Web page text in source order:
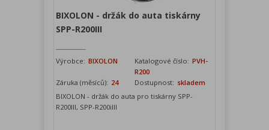
BIXOLON - držák do auta tiskárny
SPP-R200III
Výrobce: BIXOLON Katalogové číslo: PVH-
R200
Záruka (měsíců): 24 Dostupnost: skladem
BIXOLON - držák do auta pro tiskárny SPP-
R200III, SPP-R200iIII